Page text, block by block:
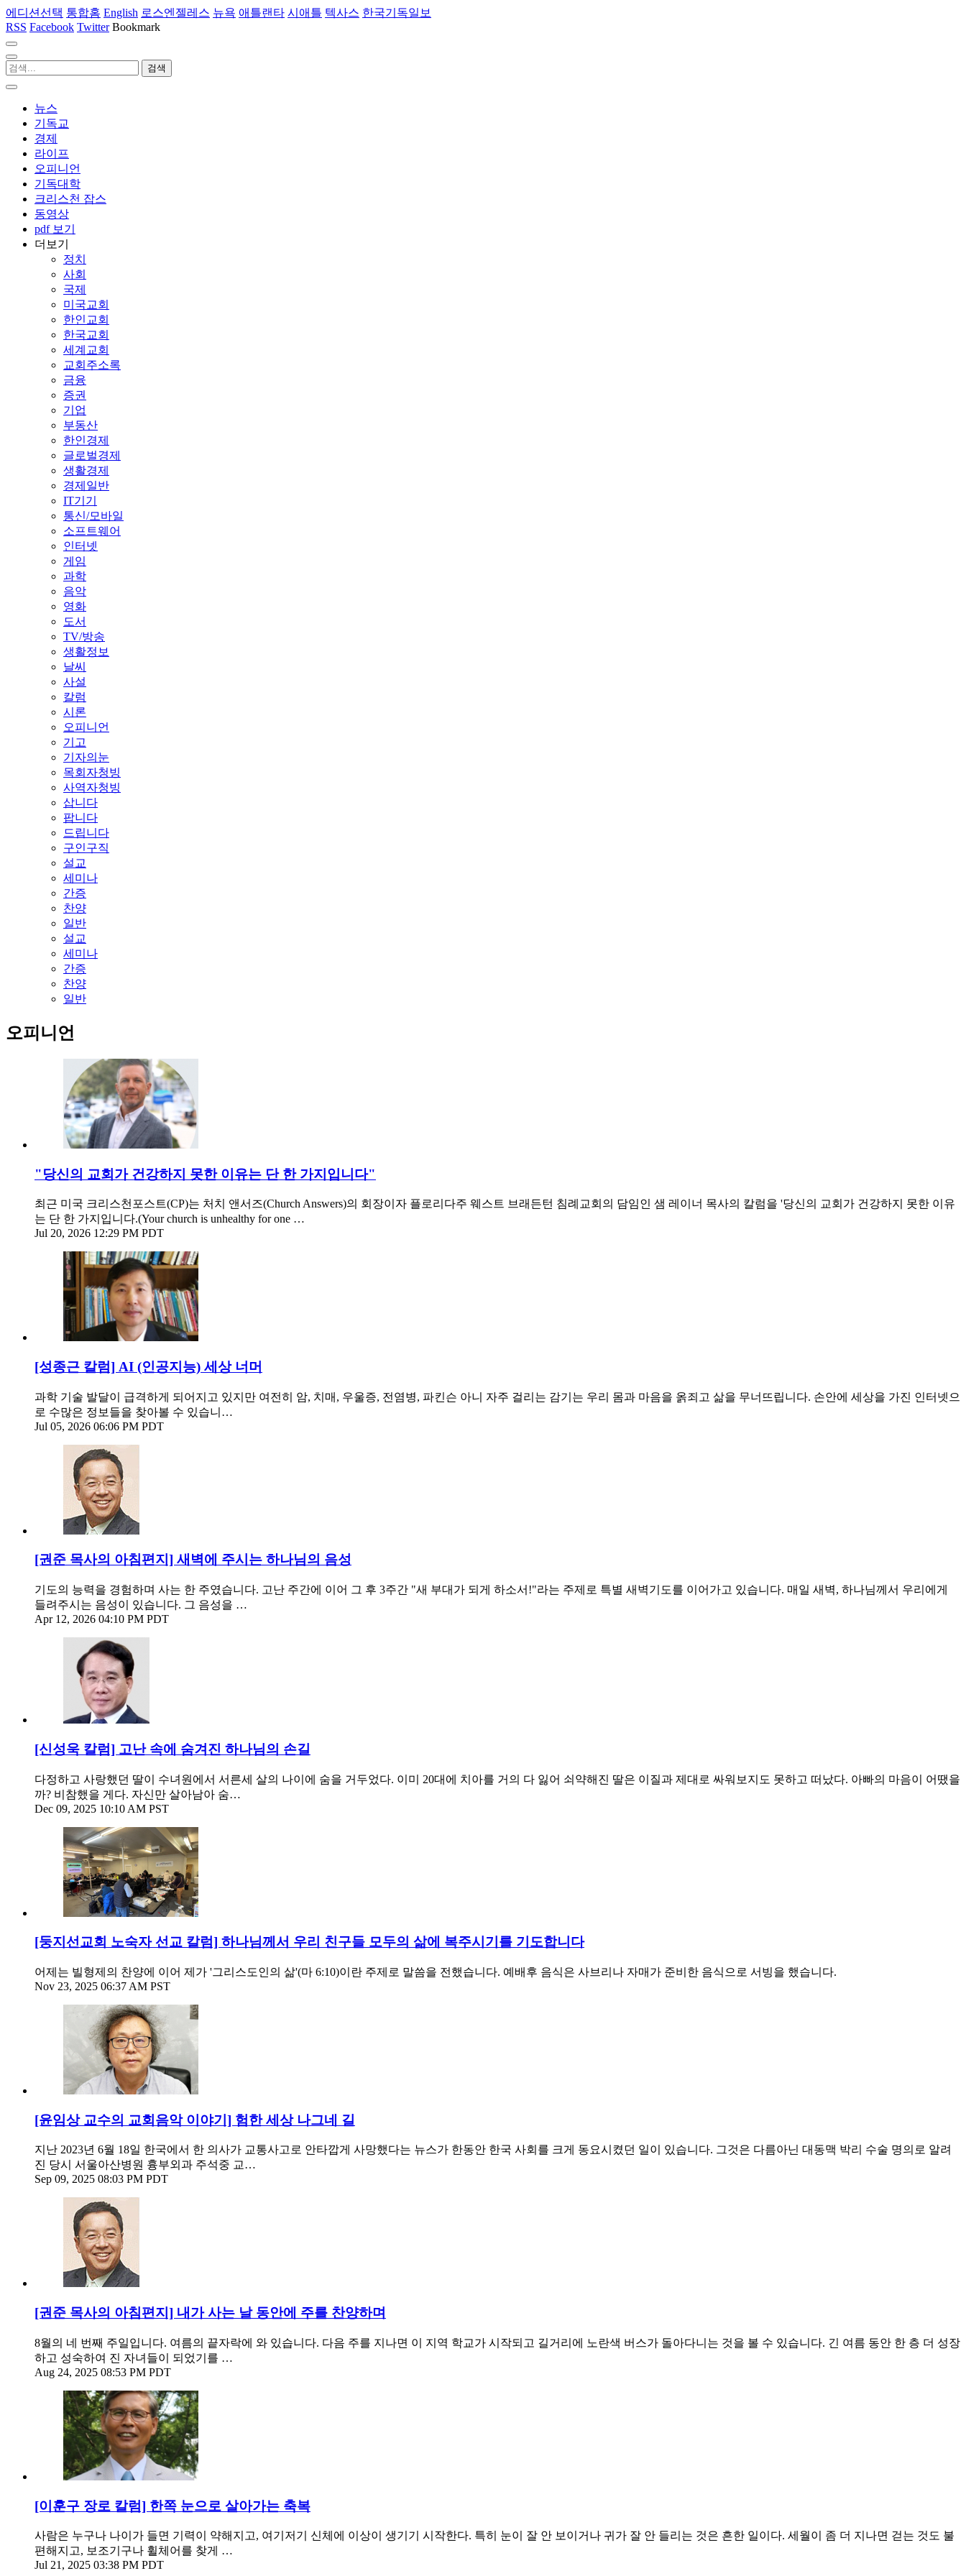
에디션선택 통합홈 English 로스엔젤레스 뉴욕 애틀랜타 시애틀 텍사스 한국기독일보
RSS Facebook Twitter Bookmark
뉴스
기독교
경제
라이프
오피니언
기독대학
크리스천 잡스
동영상
pdf 보기
더보기
정치
사회
국제
미국교회
한인교회
한국교회
세계교회
교회주소록
금융
증권
기업
부동산
한인경제
글로벌경제
생활경제
경제일반
IT기기
통신/모바일
소프트웨어
인터넷
게임
과학
음악
영화
도서
TV/방송
생활정보
날씨
사설
칼럼
시론
오피니언
기고
기자의눈
목회자청빙
사역자청빙
삽니다
팝니다
드립니다
구인구직
설교
세미나
간증
찬양
일반
설교
세미나
간증
찬양
일반
오피니언
"당신의 교회가 건강하지 못한 이유는 단 한 가지입니다"
최근 미국 크리스천포스트(CP)는 처치 앤서즈(Church Answers)의 회장이자 플로리다주 웨스트 브래든턴 침례교회의 담임인 샘 레이너 목사의 칼럼을 '당신의 교회가 건강하지 못한 이유
는 단 한 가지입니다.(Your church is unhealthy for one …
Jul 20, 2026 12:29 PM PDT
[성종근 칼럼] AI (인공지능) 세상 너머
과학 기술 발달이 급격하게 되어지고 있지만 여전히 암, 치매, 우울증, 전염병, 파킨슨 아니 자주 걸리는 감기는 우리 몸과 마음을 옭죄고 삶을 무너뜨립니다. 손안에 세상을 가진 인터넷으
로 수많은 정보들을 찾아볼 수 있습니…
Jul 05, 2026 06:06 PM PDT
[권준 목사의 아침편지] 새벽에 주시는 하나님의 음성
기도의 능력을 경험하며 사는 한 주였습니다. 고난 주간에 이어 그 후 3주간 "새 부대가 되게 하소서!"라는 주제로 특별 새벽기도를 이어가고 있습니다. 매일 새벽, 하나님께서 우리에게
들려주시는 음성이 있습니다. 그 음성을 …
Apr 12, 2026 04:10 PM PDT
[신성욱 칼럼] 고난 속에 숨겨진 하나님의 손길
다정하고 사랑했던 딸이 수녀원에서 서른세 살의 나이에 숨을 거두었다. 이미 20대에 치아를 거의 다 잃어 쇠약해진 딸은 이질과 제대로 싸워보지도 못하고 떠났다. 아빠의 마음이 어땠을
까? 비참했을 게다. 자신만 살아남아 숨…
Dec 09, 2025 10:10 AM PST
[둥지선교회 노숙자 선교 칼럼] 하나님께서 우리 친구들 모두의 삶에 복주시기를 기도합니다
어제는 빌형제의 찬양에 이어 제가 '그리스도인의 삶'(마 6:10)이란 주제로 말씀을 전했습니다. 예배후 음식은 사브리나 자매가 준비한 음식으로 서빙을 했습니다.
Nov 23, 2025 06:37 AM PST
[윤임상 교수의 교회음악 이야기] 험한 세상 나그네 길
지난 2023년 6월 18일 한국에서 한 의사가 교통사고로 안타깝게 사망했다는 뉴스가 한동안 한국 사회를 크게 동요시켰던 일이 있습니다. 그것은 다름아닌 대동맥 박리 수술 명의로 알려
진 당시 서울아산병원 흉부외과 주석중 교…
Sep 09, 2025 08:03 PM PDT
[권준 목사의 아침편지] 내가 사는 날 동안에 주를 찬양하며
8월의 네 번째 주일입니다. 여름의 끝자락에 와 있습니다. 다음 주를 지나면 이 지역 학교가 시작되고 길거리에 노란색 버스가 돌아다니는 것을 볼 수 있습니다. 긴 여름 동안 한 층 더 성장
하고 성숙하여 진 자녀들이 되었기를 …
Aug 24, 2025 08:53 PM PDT
[이훈구 장로 칼럼] 한쪽 눈으로 살아가는 축복
사람은 누구나 나이가 들면 기력이 약해지고, 여기저기 신체에 이상이 생기기 시작한다. 특히 눈이 잘 안 보이거나 귀가 잘 안 들리는 것은 흔한 일이다. 세월이 좀 더 지나면 걷는 것도 불
편해지고, 보조기구나 휠체어를 찾게 …
Jul 21, 2025 03:38 PM PDT